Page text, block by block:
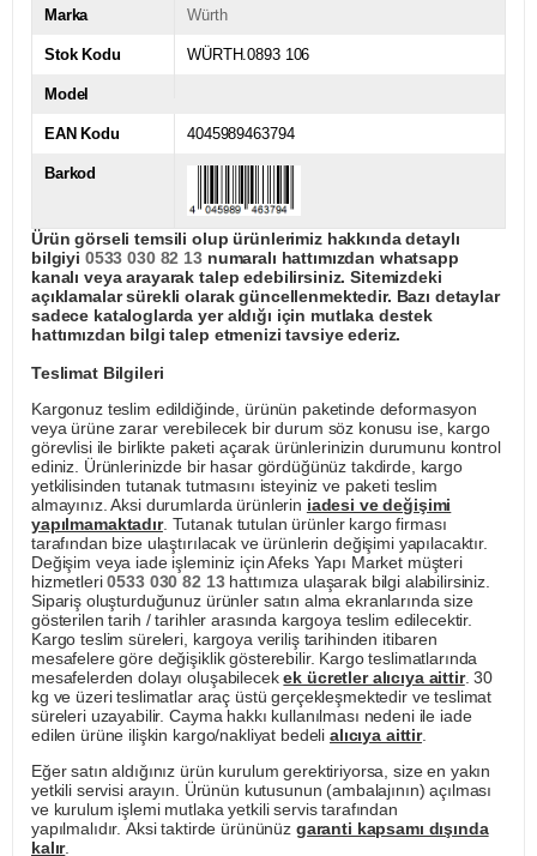
Marka Würth
Stok Kodu WÜRTH.0893 106
Model
EAN Kodu 4045989463794
Barkod
Ürün görseli temsili olup ürünlerimiz hakkında detaylı
bilgiyi 0533 030 82 13numaralı hattımızdan whatsapp
kanalı veya arayarak talep edebilirsiniz. Sitemizdeki
açıklamalar sürekli olarak güncellenmektedir. Bazı detaylar
sadece kataloglarda yer aldığı için mutlaka destek
hattımızdan bilgi talep etmenizi tavsiye ederiz.
Teslimat Bilgileri
Kargonuz teslim edildiğinde, ürünün paketinde deformasyon
veya ürüne zarar verebilecek bir durum söz konusu ise, kargo
görevlisi ile birlikte paketi açarak ürünlerinizin durumunu kontrol
ediniz. Ürünlerinizde bir hasar gördüğünüz takdirde, kargo
yetkilisinden tutanak tutmasını isteyiniz ve paketi teslim
almayınız. Aksi durumlarda ürünlerin iadesi ve değişimi
yapılmamaktadır. Tutanak tutulan ürünler kargo firması
tarafından bize ulaştırılacak ve ürünlerin değişimi yapılacaktır.
Değişim veya iade işleminiz için Afeks Yapı Market müşteri
hizmetleri0533 030 82 13hattımıza ulaşarak bilgi alabilirsiniz.
Sipariş oluşturduğunuz ürünler satın alma ekranlarında size
gösterilen tarih / tarihler arasında kargoya teslim edilecektir.
Kargo teslim süreleri, kargoya veriliş tarihinden itibaren
mesafelere göre değişiklik gösterebilir. Kargo teslimatlarında
mesafelerden dolayı oluşabilecekek ücretler alıcıya aittir. 30
kg ve üzeri teslimatlar araç üstü gerçekleşmektedir ve teslimat
süreleri uzayabilir. Cayma hakkı kullanılması nedeni ile iade
edilen ürüne ilişkin kargo/nakliyat bedeli alıcıya aittir.
Eğer satın aldığınız ürün kurulum gerektiriyorsa, size en yakın
yetkili servisi arayın. Ürünün kutusunun (ambalajının) açılması
ve kurulum işlemi mutlaka yetkili servis tarafından
yapılmalıdır. Aksi taktirde ürününüz garanti kapsamı dışında
kalır.